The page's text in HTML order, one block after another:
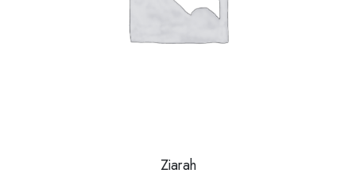
Ziarah